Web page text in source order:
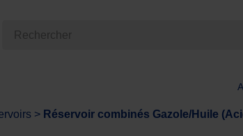
> Réservoir combinés Gazole/Huile